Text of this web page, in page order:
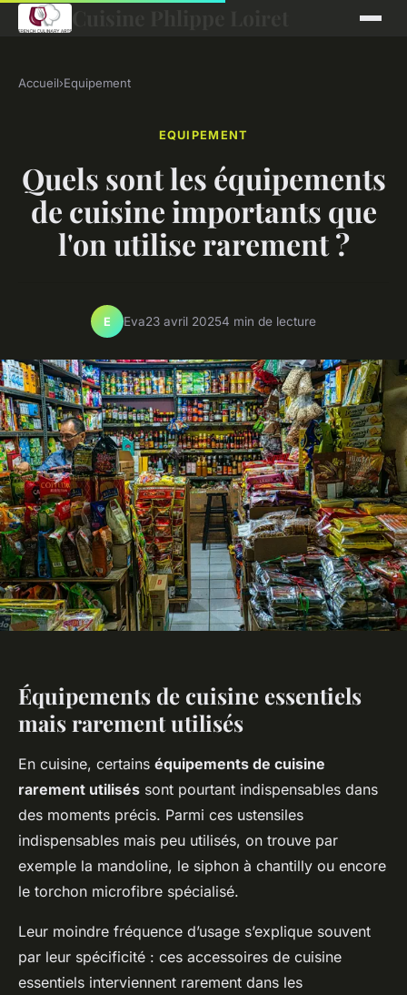
Accueil›Equipement
EQUIPEMENT
Quels sont les équipements
de cuisine importants que
l'on utilise rarement ?
E Eva23 avril 20254 min de lecture
Équipements de cuisine essentiels
mais rarement utilisés
En cuisine, certains équipements de cuisine
rarement utilisés sont pourtant indispensables dans
des moments précis. Parmi ces ustensiles
indispensables mais peu utilisés, on trouve par
exemple la mandoline, le siphon à chantilly ou encore
le torchon microfibre spécialisé.
Leur moindre fréquence d’usage s’explique souvent
par leur spécificité : ces accessoires de cuisine
essentiels interviennent rarement dans les